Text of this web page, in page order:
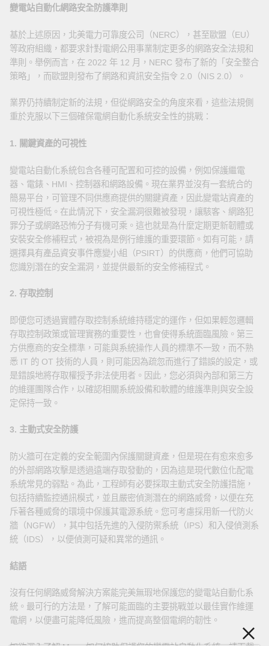
變電站自動化網路安全防護準則
基於上述原因，北美電力可靠度公司（NERC），甚至歐盟（EU）
等政府組織，都要求針對電網公用事業制定更多的網路安全法規和
準則。舉例而言，在 2022 年 12 月，NERC 發布了新的「安全整合
策略」，而歐盟則發布了網路和資訊安全指令 2.0（NIS 2.0）。
業界仍持續制定新的法規，但從網路安全的角度來看，這些法規側
重於克服以下三個確保電網自動化系統安全性的挑戰：
1. 關鍵資產的可視性
變電站自動化系統包含各種可配置和可控的設備，例如保護繼電
器、電錶、HMI、控制器和網路設備。現在業界並沒有一套統合的
簡易平台，可管理不同供應商提供的關鍵資產，因此變電站資產的
可視性極低。在此情況下，安全漏洞很難被發現，讓駭客、網路犯
罪分子或網路恐怖分子有機可乘。這也就是為什麼定期更新韌體或
安裝安全修補程式，被視為是例行維護的重要環節。如有可能，請
選擇具有產品資安事件應變小組（PSIRT）的供應商，他們可協助
您識別潛在的安全漏洞，並提供最新的安全修補程式。
2. 存取控制
即便您可透過實體存取控制系統維持穩定的運作，但如果輕忽邏輯
存取控制政策或管理實務的重要性，也會使得系統面臨風險。第三
方供應商的安全標準，可能與系統操作人員的標準不一致，而不熟
悉 IT 的 OT 技術的人員，則可能因為疏忽而進行了錯誤的設定，或
是錯誤地將存取權授予非法使用者。因此，您必須與內部和第三方
的維運團隊合作，以確認相關系統設備和軟體的維護準則與安全設
定保持一致。
3. 主動式安全防護
防火牆可在定義的安全範圍內保護關鍵資產，但是現在有愈來愈多
的外部網路攻擊是透過遠端存取發動的，因為這是現代數位化配電
系統常見的弱點。為此，工程師有必要採取主動式安全防護措施，
包括持續監控通訊模式，並且嚴密偵測潛在的網路威脅，以便在充
斥著各種威脅的環境中保護其電源系統。您可考慮採用新一代防火
牆（NGFW），其中包括先進的入侵防禦系統（IPS）和入侵偵測系
統（IDS），以便偵測可疑和異常的通訊。
結語
沒有任何網路威脅解決方案能完美無瑕地保護您的變電站自動化系
統。最可行的方法是，了解可能面臨的主要挑戰並以最佳實作維運
電網，以便盡可能降低風險，進而提高整個電網的韌性。